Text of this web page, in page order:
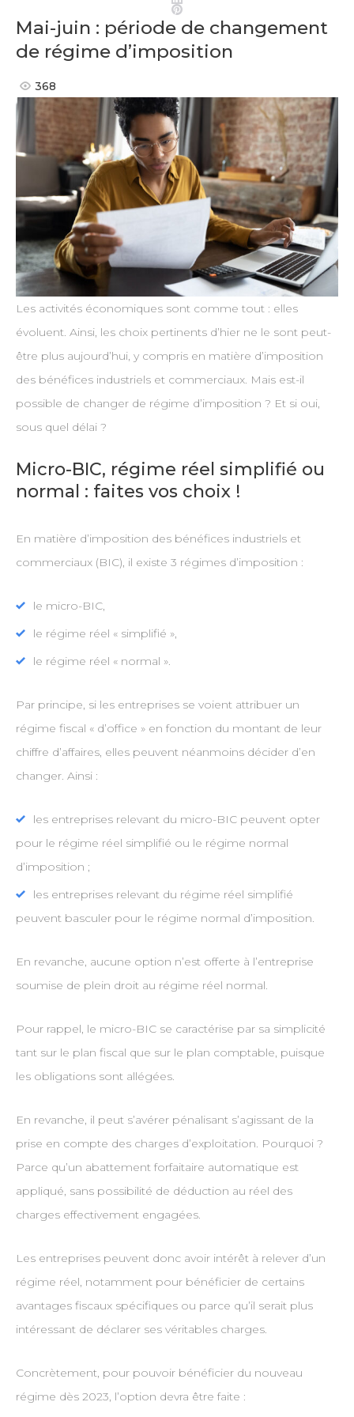
Pinterest
Mai-juin : période de changement
de régime d’imposition
368
Les activités économiques sont comme tout : elles
évoluent. Ainsi, les choix pertinents d’hier ne le sont peut-
être plus aujourd’hui, y compris en matière d’imposition
des bénéfices industriels et commerciaux. Mais est-il
possible de changer de régime d’imposition ? Et si oui,
sous quel délai ?
Micro-BIC, régime réel simplifié ou
normal : faites vos choix !
En matière d’imposition des bénéfices industriels et
commerciaux (BIC), il existe 3 régimes d’imposition :
le micro-BIC,
le régime réel « simplifié »,
le régime réel « normal ».
Par principe, si les entreprises se voient attribuer un
régime fiscal « d’office » en fonction du montant de leur
chiffre d’affaires, elles peuvent néanmoins décider d’en
changer. Ainsi :
les entreprises relevant du micro-BIC peuvent opter
pour le régime réel simplifié ou le régime normal
d’imposition ;
les entreprises relevant du régime réel simplifié
peuvent basculer pour le régime normal d’imposition.
En revanche, aucune option n’est offerte à l’entreprise
soumise de plein droit au régime réel normal.
Pour rappel, le micro-BIC se caractérise par sa simplicité
tant sur le plan fiscal que sur le plan comptable, puisque
les obligations sont allégées.
En revanche, il peut s’avérer pénalisant s’agissant de la
prise en compte des charges d’exploitation. Pourquoi ?
Parce qu’un abattement forfaitaire automatique est
appliqué, sans possibilité de déduction au réel des
charges effectivement engagées.
Les entreprises peuvent donc avoir intérêt à relever d’un
régime réel, notamment pour bénéficier de certains
avantages fiscaux spécifiques ou parce qu’il serait plus
intéressant de déclarer ses véritables charges.
Concrètement, pour pouvoir bénéficier du nouveau
régime dès 2023, l’option devra être faite :